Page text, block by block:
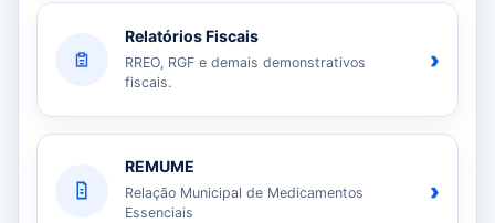
Relatórios Fiscais
RREO, RGF e demais demonstrativos
fiscais.
›
REMUME
Relação Municipal de Medicamentos
Essenciais
›